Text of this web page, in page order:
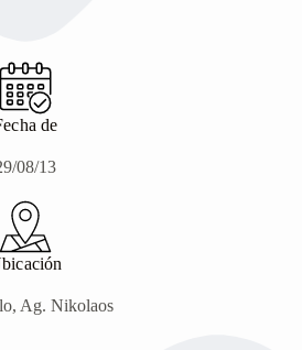
de
08/13
Ag. Nikolaos